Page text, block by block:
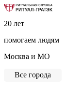
20 лет
помогаем людям
Москва и МО
Все города